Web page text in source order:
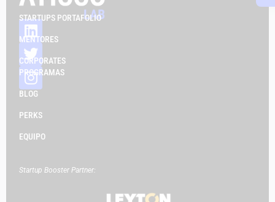
STARTUPS PORTAFOLIO
MENTORES
CORPORATES
PROGRAMAS
BLOG
PERKS
EQUIPO
Startup Booster Partner: